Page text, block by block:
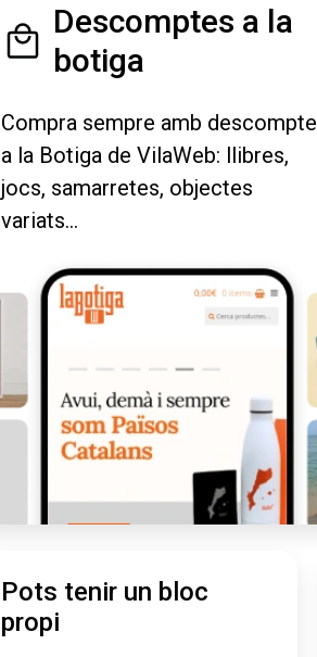
Descomptes a la
botiga
Compra sempre amb descompte
a la Botiga de VilaWeb: llibres,
jocs, samarretes, objectes
variats...
Pots tenir un bloc
propi